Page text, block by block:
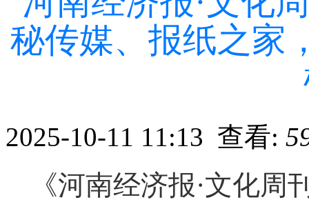
秘传媒、报纸之家
2025-10-11 11:13 查看:
《河南经济报·文化